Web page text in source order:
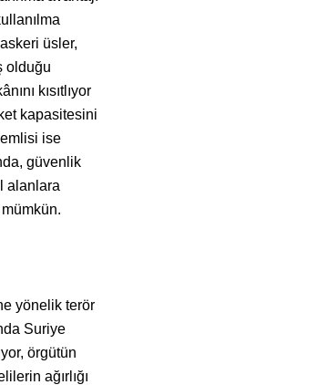
üsler,
olduğu
kısıtlıyor
kapasitesini
ise
güvenlik
alanlara
yönelik terör
Suriye
örgütün
ağırlığı